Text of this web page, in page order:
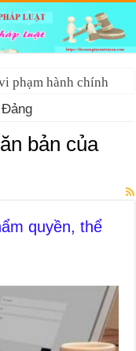
phạm hành chính
bản của
quyền, thể